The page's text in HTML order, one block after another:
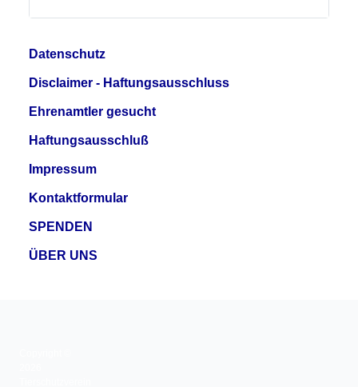
Datenschutz
Disclaimer - Haftungsausschluss
Ehrenamtler gesucht
Haftungsausschluß
Impressum
Kontaktformular
SPENDEN
ÜBER UNS